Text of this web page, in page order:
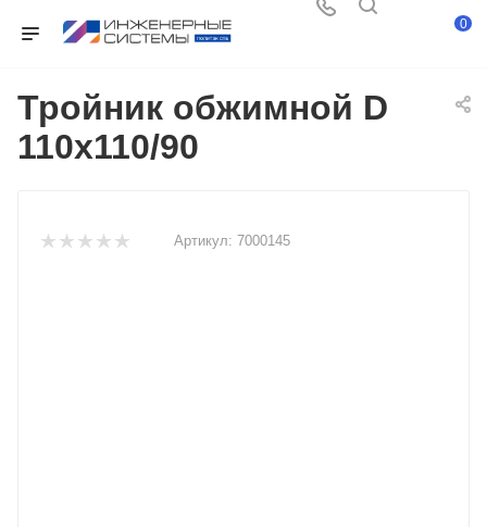
0
Тройник обжимной D
110х110/90
Артикул: 7000145